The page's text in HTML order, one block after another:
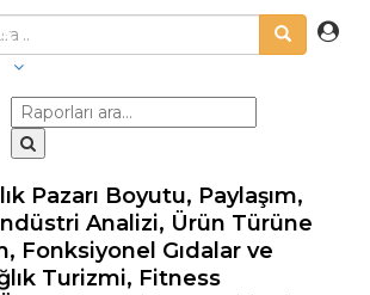
Pazarı Boyutu, Paylaşım,
Analizi, Ürün Türüne
Fonksiyonel Gıdalar ve
Turizmi, Fitness